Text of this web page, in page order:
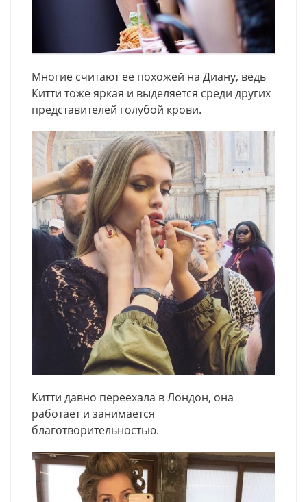
Многие считают ее похожей на Диану, ведь
Китти тоже яркая и выделяется среди других
представителей голубой крови.
Китти давно переехала в Лондон, она
работает и занимается
благотворительностью.